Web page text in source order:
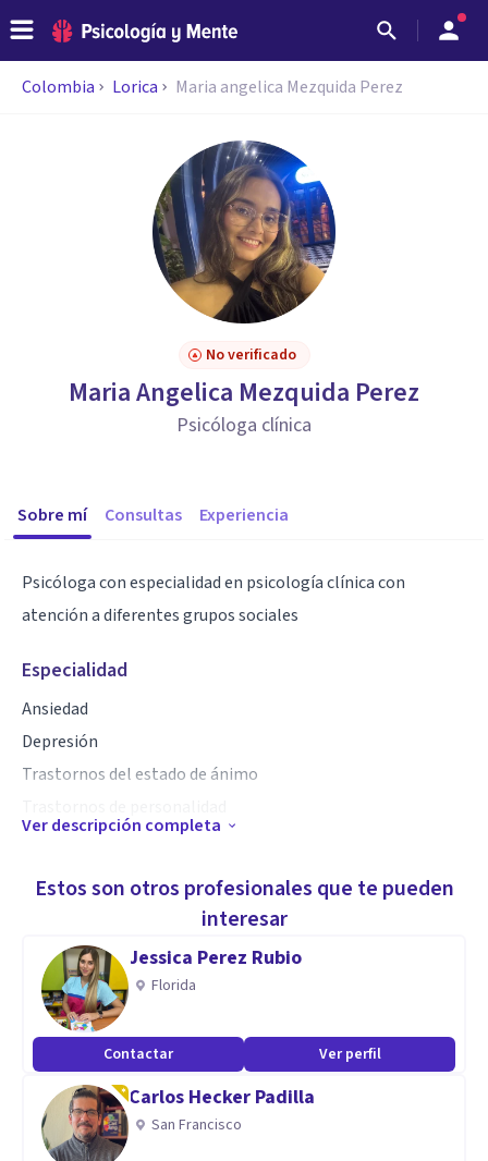
Colombia Lorica Maria angelica Mezquida Perez
No verificado
Maria Angelica Mezquida Perez
Psicóloga clínica
Sobre mí Consultas Experiencia
Psicóloga con especialidad en psicología clínica con
atención a diferentes grupos sociales
Especialidad
Ansiedad
Depresión
Trastornos del estado de ánimo
Proactiva
Comunicación asertiva
Dispuesta
Actualizada
Ver descripción completa
Estos son otros profesionales que te pueden
interesar
Jessica Perez Rubio
Florida
Contactar Ver perfil
Carlos Hecker Padilla
San Francisco